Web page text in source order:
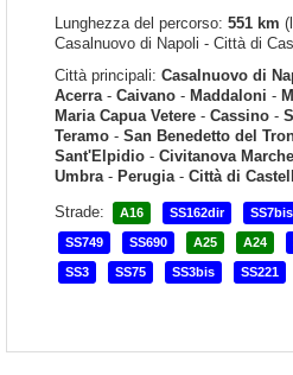
Lunghezza del percorso: 551 km
Casalnuovo di Napoli - Città di
Città principali: Casalnuovo di
Acerra- Caivano - Maddaloni -
Maria Capua Vetere - Cassino -
Teramo - San Benedetto del
Sant'Elpidio - Civitanova Marche
Umbra- Perugia- Città di
Strade:
A16 SS162dir SS7bis
SS749 SS690 A25 A24
SS3 SS75 SS3bis SS221